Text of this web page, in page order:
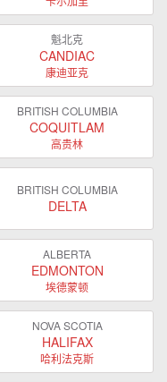
魁北克
CANDIAC
康迪亚克
BRITISH COLUMBIA
COQUITLAM
高贵林
BRITISH COLUMBIA
DELTA
ALBERTA
EDMONTON
埃德蒙顿
NOVA SCOTIA
HALIFAX
哈利法克斯